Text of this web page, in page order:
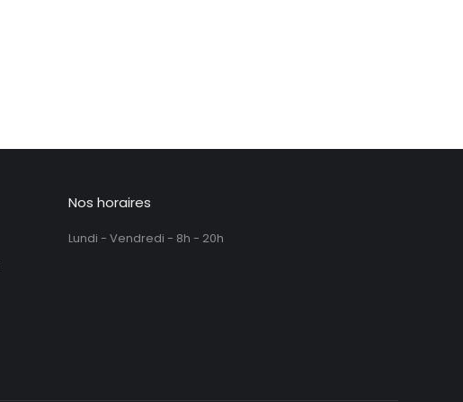
Nos horaires
Lundi - Vendredi - 8h - 20h